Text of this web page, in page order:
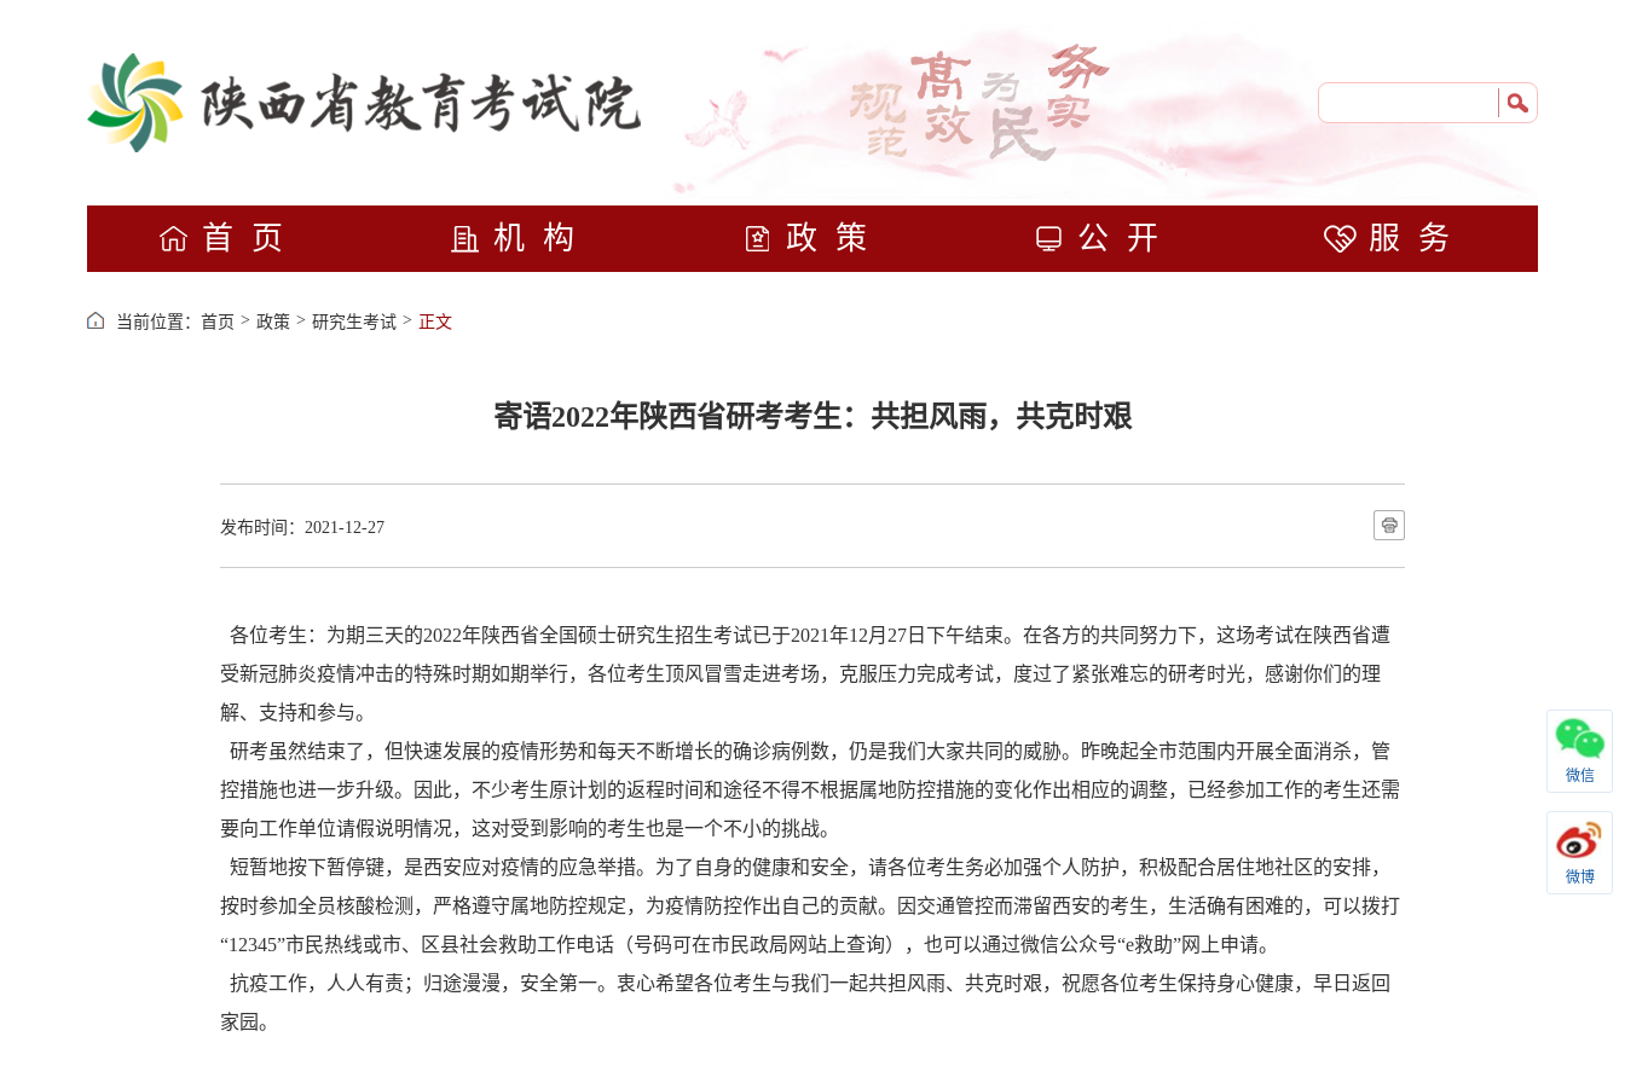
首页 机构 政策 公开 服务
当前位置： 首页 > 政策 > 研究生考试 > 正文
寄语2022年陕西省研考考生：共担风雨，共克时艰
发布时间：2021-12-27
各位考生：为期三天的2022年陕西省全国硕士研究生招生考试已于2021年12月27日下午结束。在各方的共同努力下，这场考试在陕西省遭
受新冠肺炎疫情冲击的特殊时期如期举行，各位考生顶风冒雪走进考场，克服压力完成考试，度过了紧张难忘的研考时光，感谢你们的理
解、支持和参与。
研考虽然结束了，但快速发展的疫情形势和每天不断增长的确诊病例数，仍是我们大家共同的威胁。昨晚起全市范围内开展全面消杀，管
控措施也进一步升级。因此，不少考生原计划的返程时间和途径不得不根据属地防控措施的变化作出相应的调整，已经参加工作的考生还需
要向工作单位请假说明情况，这对受到影响的考生也是一个不小的挑战。
短暂地按下暂停键，是西安应对疫情的应急举措。为了自身的健康和安全，请各位考生务必加强个人防护，积极配合居住地社区的安排，
按时参加全员核酸检测，严格遵守属地防控规定，为疫情防控作出自己的贡献。因交通管控而滞留西安的考生，生活确有困难的，可以拨打
“12345”市民热线或市、区县社会救助工作电话（号码可在市民政局网站上查询），也可以通过微信公众号“e救助”网上申请。
抗疫工作，人人有责；归途漫漫，安全第一。衷心希望各位考生与我们一起共担风雨、共克时艰，祝愿各位考生保持身心健康，早日返回
家园。
微信
微博